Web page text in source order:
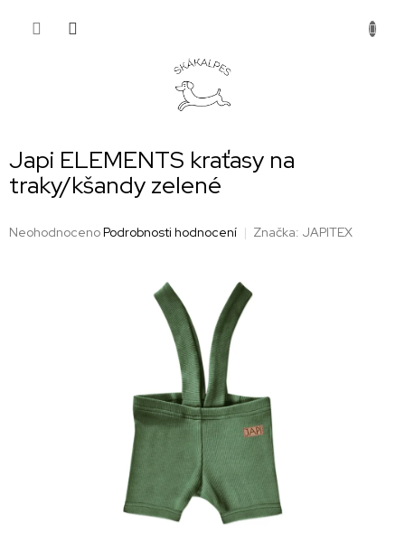
Japi ELEMENTS kraťasy na
traky/kšandy zelené
Průměrné
NeohodnocenoPodrobnosti hodnocení Značka: JAPITEX